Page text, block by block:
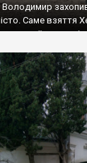
Володимир
Саме взяття
свої умови
Володимир-
А потім
Таврійського